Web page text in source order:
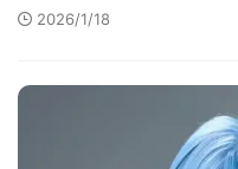
2026/1/18